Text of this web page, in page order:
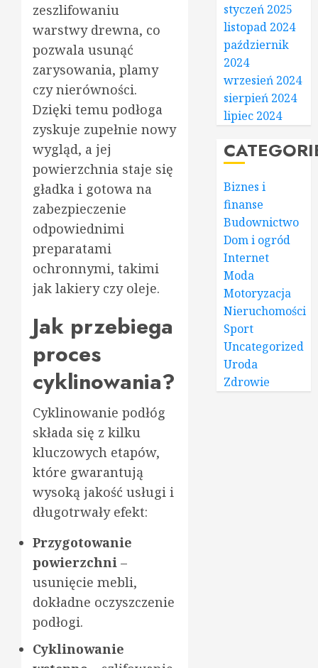
zeszlifowaniu
warstwy drewna, co
pozwala usunąć
zarysowania, plamy
czy nierówności.
Dzięki temu podłoga
zyskuje zupełnie nowy
wygląd, a jej
powierzchnia staje się
gładka i gotowa na
zabezpieczenie
odpowiednimi
preparatami
ochronnymi, takimi
jak lakiery czy oleje.
Jak przebiega
proces
cyklinowania?
Cyklinowanie podłóg
składa się z kilku
kluczowych etapów,
które gwarantują
wysoką jakość usługi i
długotrwały efekt:
Przygotowanie
powierzchni –
usunięcie mebli,
dokładne oczyszczenie
podłogi.
Cyklinowanie
styczeń 2025
listopad 2024
październik
2024
wrzesień 2024
sierpień 2024
lipiec 2024
Biznes i
finanse
Budownictwo
Dom i ogród
Internet
Moda
Motoryzacja
Nieruchomości
Sport
Uncategorized
Uroda
Zdrowie